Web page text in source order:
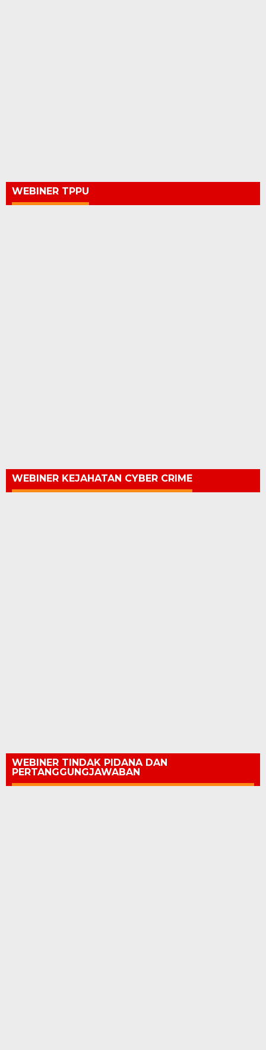
WEBINER TPPU
WEBINER KEJAHATAN CYBER CRIME
WEBINER TINDAK PIDANA DAN
PERTANGGUNGJAWABAN